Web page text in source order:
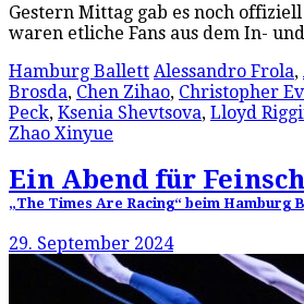
Gestern Mittag gab es noch
waren etliche Fans aus dem In-
Hamburg Ballett Alessandro Frola,
Brosda, Chen Zihao, Christopher
Peck, Ksenia Shevtsova, Lloyd
Zhao Xinyue
Ein Abend für
„The Times Are Racing“ beim Hamburg
29. September 2024